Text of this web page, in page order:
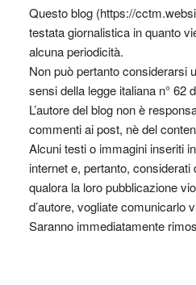
Questo blog (https://
testata giornalistica in quanto
alcuna periodicità.
Non può pertanto considerarsi
sensi della legge italiana n° 62
L’autore del blog non è
commenti ai post, nè del
Alcuni testi o immagini inseriti
internet e, pertanto, considerati
qualora la loro pubblicazione
d’autore, vogliate comunicarlo
Saranno immediatamente